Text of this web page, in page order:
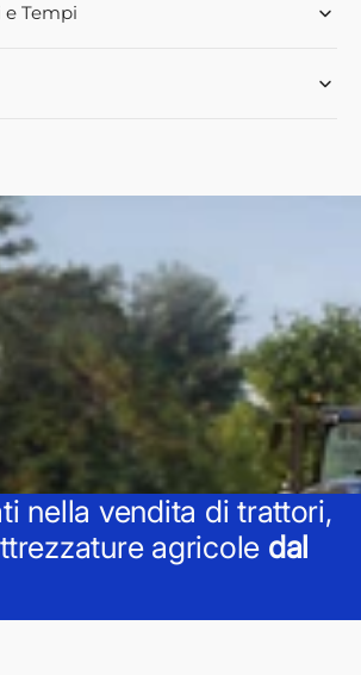
e Tempi
nella vendita di trattori,
agricole dal